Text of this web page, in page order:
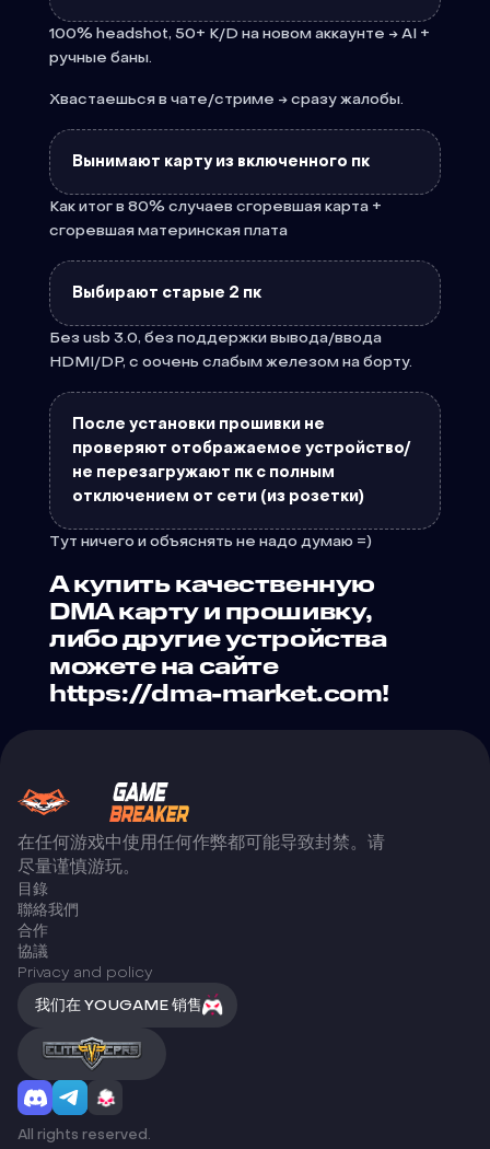
100% headshot, 50+ K/D на новом аккаунте → AI +
ручные баны.
Хвастаешься в чате/стриме → сразу жалобы.
Вынимают карту из включенного пк
Как итог в 80% случаев сгоревшая карта +
сгоревшая материнская плата
Выбирают старые 2 пк
Без usb 3.0, без поддержки вывода/ввода
HDMI/DP, с оочень слабым железом на борту.
После установки прошивки не
проверяют отображаемое устройство/
не перезагружают пк с полным
отключением от сети (из розетки)
Тут ничего и объяснять не надо думаю =)
А купить качественную
DMA карту и прошивку,
либо другие устройства
можете на сайте
https://dma-market.com!
在任何游戏中使用任何作弊都可能导致封禁。请
尽量谨慎游玩。
目錄
聯絡我們
合作
協議
Privacy and policy
我们在 YOUGAME 销售
All rights reserved.